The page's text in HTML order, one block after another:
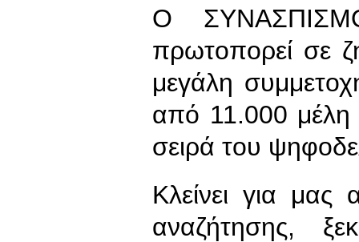
Ο
πρωτοπορεί σε
μεγάλη
από 11.000 μέλη
σειρά του
Κλείνει για μας
αναζήτησης,